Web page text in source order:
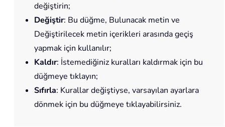
değiştirin;
Değiştir: Bu düğme, Bulunacak metin ve
Değiştirilecek metin içerikleri arasında geçiş
yapmak için kullanılır;
Kaldır: İstemediğiniz kuralları kaldırmak için bu
düğmeye tıklayın;
Sıfırla: Kurallar değiştiyse, varsayılan ayarlara
dönmek için bu düğmeye tıklayabilirsiniz.